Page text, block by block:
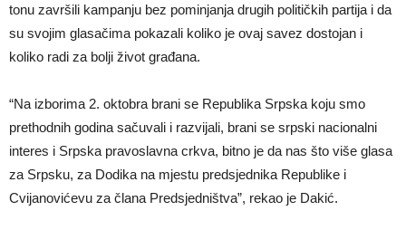
tonu završili kampanju bez pominjanja drugih političkih partija i da
su svojim glasačima pokazali koliko je ovaj savez dostojan i
koliko radi za bolji život građana.
“Na izborima 2. oktobra brani se Republika Srpska koju smo
prethodnih godina sačuvali i razvijali, brani se srpski nacionalni
interes i Srpska pravoslavna crkva, bitno je da nas što više glasa
za Srpsku, za Dodika na mjestu predsjednika Republike i
Cvijanovićevu za člana Predsjedništva”, rekao je Dakić.